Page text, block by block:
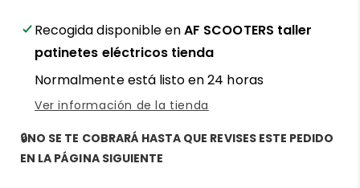
Recogida disponible enAF SCOOTERS taller
patinetes eléctricos tienda
Normalmente está listo en 24 horas
Ver información de la tienda
🔒NO SE TE COBRARÁ HASTA QUE REVISES ESTE PEDIDO
EN LA PÁGINA SIGUIENTE